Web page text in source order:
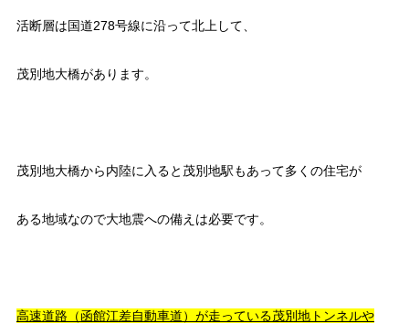
活断層は国道278号線に沿って北上して、
茂別地大橋があります。
茂別地大橋から内陸に入ると茂別地駅もあって多くの住宅が
ある地域なので大地震への備えは必要です。
高速道路（函館江差自動車道）が走っている茂別地トンネルや